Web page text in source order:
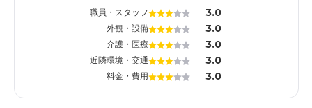
職員・スタッフ 3.0
外観・設備 3.0
介護・医療 3.0
近隣環境・交通 3.0
料金・費用 3.0